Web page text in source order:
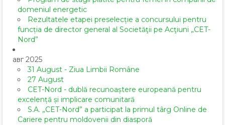
domeniul energetic
Rezultatele etapei preselecție a concursului pentru
funcția de director general al Societăţii pe Acţiuni „CET-
Nord”
авг 2025
31 August - Ziua Limbii Române
27 August
CET-Nord - dublă recunoaștere europeană pentru
excelență și implicare comunitară
S.A. „CET-Nord” a participat la primul târg Online de
Cariere pentru moldovenii din diasporă